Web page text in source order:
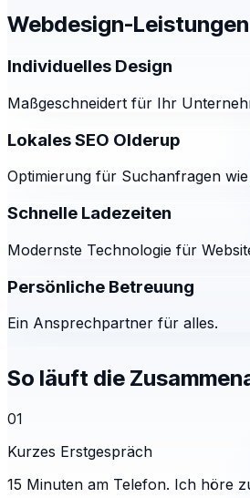
Webdesign-
Individuelles Design
Maßgeschneidert für Ihr
Lokales SEO Olderup
Optimierung für Suchanfragen
Schnelle Ladezeiten
Modernste Technologie für
Persönliche Betreuung
Ein Ansprechpartner für alles.
So läuft die
01
Kurzes Erstgespräch
15 Minuten am Telefon. Ich höre